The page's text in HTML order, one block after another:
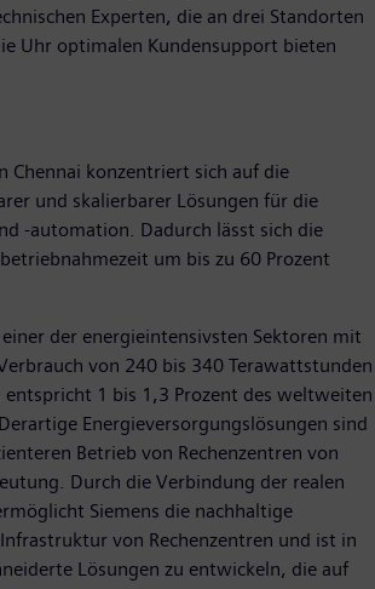
Experten, die an drei Standorten
Uhr optimalen Kundensupport bieten
Chennai konzentriert sich auf die
und skalierbarer Lösungen für die
-automation. Dadurch lässt sich die
um bis zu 60 Prozent
der energieintensivsten Sektoren mit
von 240 bis 340 Terawattstunden
entspricht 1 bis 1,3 Prozent des weltweiten
Derartige Energieversorgungslösungen sind
Betrieb von Rechenzentren von
Durch die Verbindung der realen
Siemens die nachhaltige
von Rechenzentren und ist in
Lösungen zu entwickeln, die auf